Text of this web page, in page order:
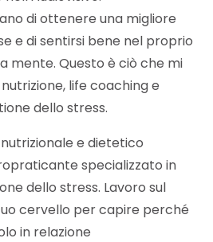
di ottenere una migliore
e di sentirsi bene nel proprio
mente. Questo è ciò che mi
life coaching e
dello stress.
e dietetico
specializzato in
dello stress. Lavoro sul
cervello per capire perché
in relazione